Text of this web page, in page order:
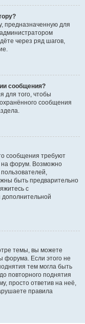
предназначенную для
через ряд шагов,
сообщения?
для того, чтобы
сообщения
сообщения требуют
на форум. Возможно
быть предварительно
с
темы, вы можете
форума. Если этого не
тем могла быть
повторного поднятия
просто ответив на неё,
правила